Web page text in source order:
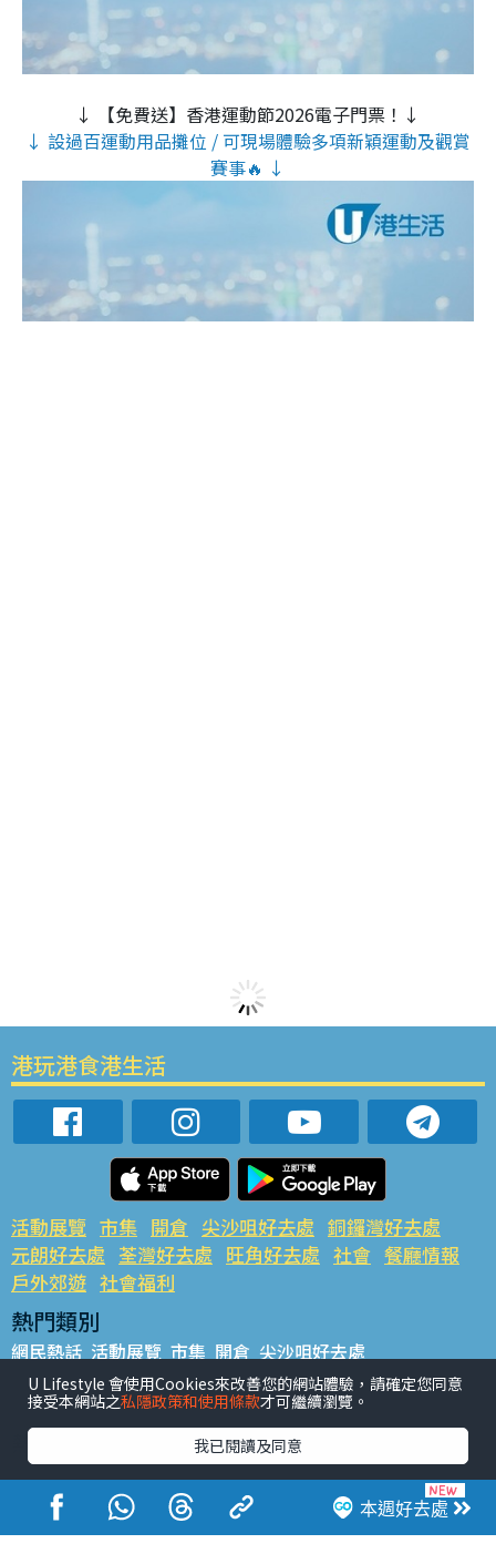
↓ 【免費送】香港運動節2026電子門票！↓
↓ 設過百運動用品攤位 / 可現場體驗多項新穎運動及觀賞
賽事🔥 ↓
本週好去處
港玩港食港生活
活動展覽 市集 開倉 尖沙咀好去處 銅鑼灣好去處
元朗好去處 荃灣好去處 旺角好去處 社會 餐廳情報
戶外郊遊 社會福利
熱門類別
網民熱話 活動展覽 市集 開倉 尖沙咀好去處
銅鑼灣好去處 元朗好去處 荃灣好去處 旺角好去處 社會
餐廳情報 戶外郊遊
熱門標籤
#UGO搵好去處 #人氣活動推介 #美食社群熱話
#親子玩樂好去處
#ULifestyle應用程式
#限時搶
#UJetso禮物放送
#ULifestyle商戶中心 #著數
U Lifestyle 會使用Cookies來改善您的網站體驗，請確定您同意
接受本網站之私隱政策和使用條款才可繼續瀏覽。
我已閱讀及同意